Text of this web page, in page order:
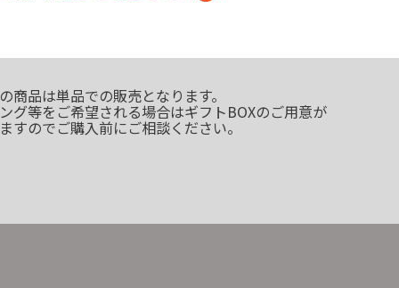
商品は単品での販売となります。
グ等をご希望される場合はギフトBOXのご用意が
すのでご購入前にご相談ください。